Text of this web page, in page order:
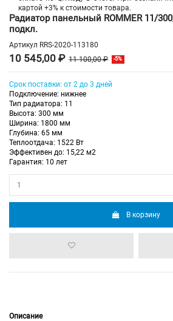
картой +3% к стоимости товара.
Радиатор панельный ROMMER 11/
подкл.
Артикул RRS-2020-113180
10 545,00 ₽ 11 100,00 ₽ -5%
Срок поставки: от 2 до 3 дней
Подключение: нижнее
Тип радиатора: 11
Высота: 300 мм
Ширина: 1800 мм
Глубина: 65 мм
Теплоотдача: 1522 Вт
Эффективен до: 15,22 м2
Гарантия: 10 лет
В корзину
Описание